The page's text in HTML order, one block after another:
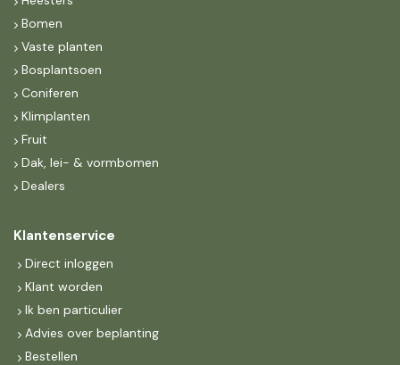
Bomen
Vaste planten
Bosplantsoen
Coniferen
Klimplanten
Fruit
Dak, lei- & vormbomen
Dealers
Klantenservice
Direct inloggen
Klant worden
Ik ben particulier
Advies over beplanting
Bestellen